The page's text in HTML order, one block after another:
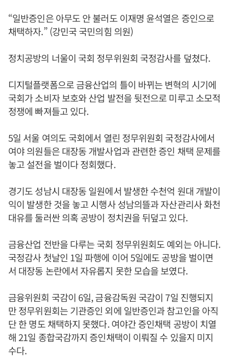
“일반증인은 아무도 안 불러도 이재명 윤석열은 증인으로
채택하자.” (강민국 국민의힘 의원)
정치공방의 너울이 국회 정무위원회 국정감사를 덮쳤다.
디지털플랫폼으로 금융산업의 틀이 바뀌는 변혁의 시기에
국회가 소비자 보호와 산업 발전을 뒷전으로 미루고 소모적
정쟁에 빠져들고 있다.
5일 서울 여의도 국회에서 열린 정무위원회 국정감사에서
여야 의원들은 대장동 개발사업과 관련한 증인 채택 문제를
놓고 설전을 벌이다 정회했다.
경기도 성남시 대장동 일원에서 발생한 수천억 원대 개발이
익이 발생한 것을 놓고 시행사 성남의뜰과 자산관리사 화천
대유를 둘러싼 의혹 공방이 정치권을 뒤덮고 있다.
금융산업 전반을 다루는 국회 정무위원회도 예외는 아니다.
국정감사 첫날인 1일 파행에 이어 5일에도 공방을 벌이면
서 대장동 논란에서 자유롭지 못한 모습을 보였다.
금융위원회 국감이 6일, 금융감독원 국감이 7일 진행되지
만 정무위원회는 기관증인 외에 일반증인과 참고인을 아직
단 한 명도 채택하지 못했다. 여야간 증인채택 공방이 치열
해 21일 종합국감까지 증인채택이 이뤄질 수 있을지 미지
수다.